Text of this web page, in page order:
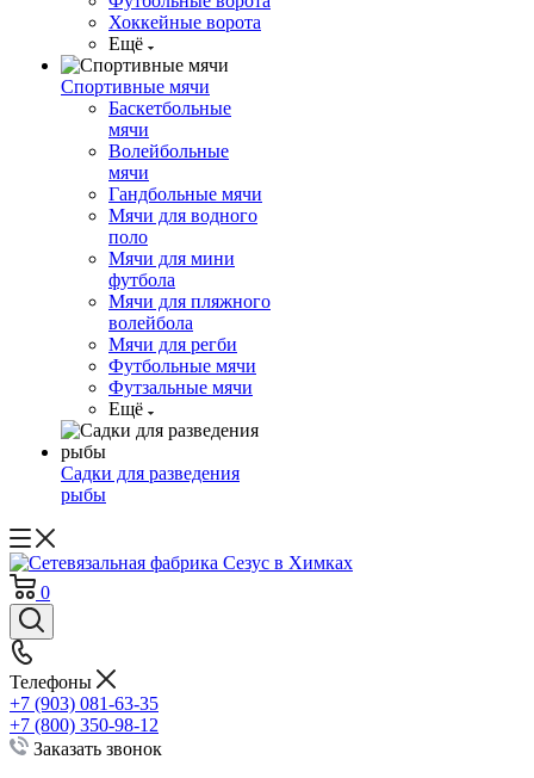
Хоккейные ворота
Ещё
Спортивные мячи
Баскетбольные
мячи
Волейбольные
мячи
Гандбольные мячи
Мячи для водного
поло
Мячи для мини
футбола
Мячи для пляжного
волейбола
Мячи для регби
Футбольные мячи
Футзальные мячи
Ещё
Садки для разведения
рыбы
0
Телефоны
+7 (903) 081-63-35
+7 (800) 350-98-12
Заказать звонок